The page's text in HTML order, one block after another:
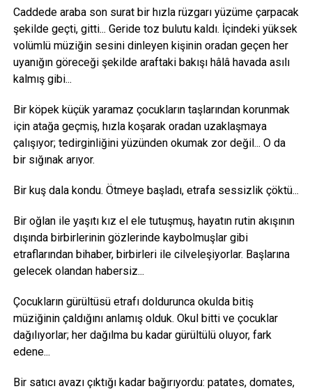
Caddede araba son surat bir hızla rüzgarı yüzüme çarpacak
şekilde geçti, gitti... Geride toz bulutu kaldı. İçindeki yüksek
volümlü müziğin sesini dinleyen kişinin oradan geçen her
uyanığın göreceği şekilde araftaki bakışı hâlâ havada asılı
kalmış gibi...
Bir köpek küçük yaramaz çocukların taşlarından korunmak
için atağa geçmiş, hızla koşarak oradan uzaklaşmaya
çalışıyor; tedirginliğini yüzünden okumak zor değil... O da
bir sığınak arıyor.
Bir kuş dala kondu. Ötmeye başladı, etrafa sessizlik çöktü...
Bir oğlan ile yaşıtı kız el ele tutuşmuş, hayatın rutin akışının
dışında birbirlerinin gözlerinde kaybolmuşlar gibi
etraflarından bihaber, birbirleri ile cilveleşiyorlar. Başlarına
gelecek olandan habersiz...
Çocukların gürültüsü etrafı doldurunca okulda bitiş
müziğinin çaldığını anlamış olduk. Okul bitti ve çocuklar
dağılıyorlar; her dağılma bu kadar gürültülü oluyor, fark
edene...
Bir satıcı avazı çıktığı kadar bağırıyordu: patates, domates,